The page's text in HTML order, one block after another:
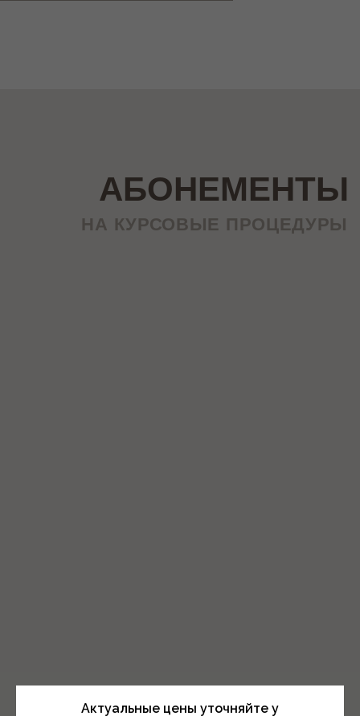
Актуальные цены уточняйте у